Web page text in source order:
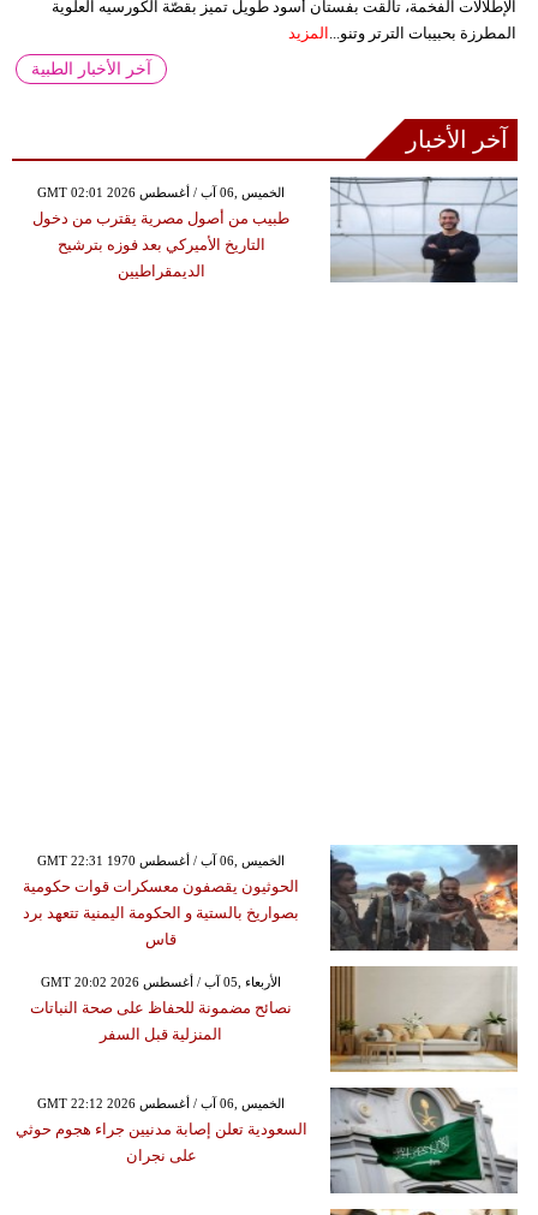
الإطلالات الفخمة، تألقت بفستان أسود طويل تميز بقصّة الكورسيه العلوية
المطرزة بحبيبات الترتر وتنو... المزيد
آخر الأخبار الطبية
آخر الأخبار
GMT 02:01 2026 الخميس ,06 آب / أغسطس
طبيب من أصول مصرية يقترب من دخول
التاريخ الأميركي بعد فوزه بترشيح
الديمقراطيين
GMT 22:31 1970 الخميس ,06 آب / أغسطس
الحوثيون يقصفون معسكرات قوات حكومية
بصواريخ بالستية و الحكومة اليمنية تتعهد برد
قاس
GMT 20:02 2026 الأربعاء ,05 آب / أغسطس
نصائح مضمونة للحفاظ على صحة النباتات
المنزلية قبل السفر
GMT 22:12 2026 الخميس ,06 آب / أغسطس
السعودية تعلن إصابة مدنيين جراء هجوم حوثي
على نجران